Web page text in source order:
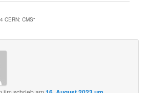
CERN: CMS“